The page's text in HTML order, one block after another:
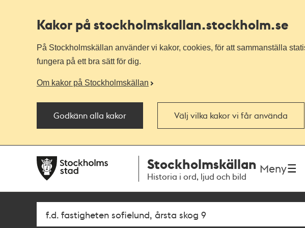
Kakor på stockholmskallan.stockholm.se
På Stockholmskällan använder vi kakor, cookies, för att sammanställa
fungera på ett bra sätt för dig.
Om kakor på Stockholmskällan
Godkänn alla kakor Välj vilka kakor vi får använda
navigationen
huvudinnehållet
Stockholmskällan
Historia i ord, ljud och bild
Meny
Sök